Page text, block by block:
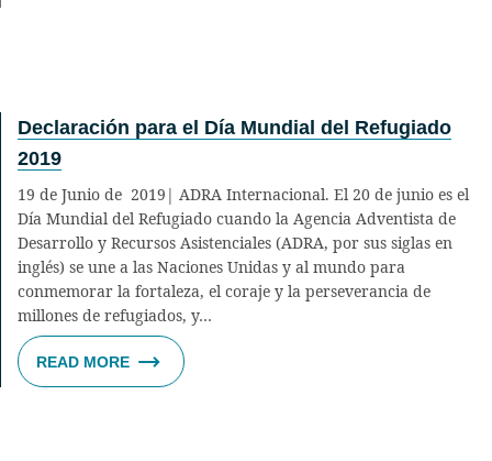
Declaración para el Día Mundial del Refugiado
2019
19 de Junio de 2019| ADRA Internacional. El 20 de junio es el
Día Mundial del Refugiado cuando la Agencia Adventista de
Desarrollo y Recursos Asistenciales (ADRA, por sus siglas en
inglés) se une a las Naciones Unidas y al mundo para
conmemorar la fortaleza, el coraje y la perseverancia de
millones de refugiados, y…
READ MORE